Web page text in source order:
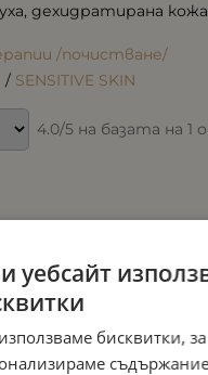
дехидратирана
/почистване/
/ SENSITIVE SKIN
4.0/5 на базата на 1
уебсайт
бисквитки,